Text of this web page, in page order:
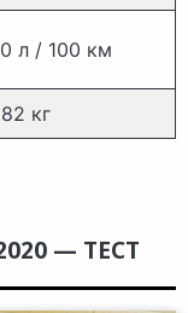
л / 100 км
кг
— ТЕСТ